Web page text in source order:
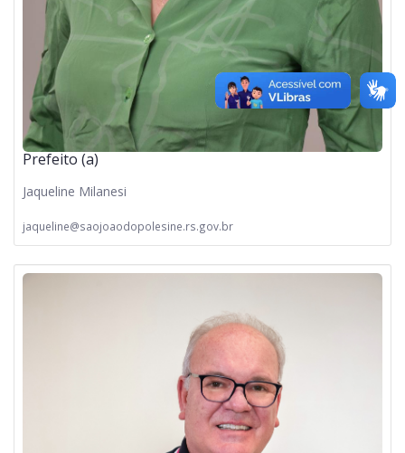
Prefeito (a)
Jaqueline Milanesi
jaqueline@saojoaodopolesine.rs.gov.br